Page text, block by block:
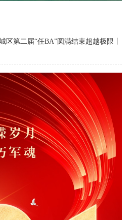
区第二届“任BA”圆满结束超越极限丨